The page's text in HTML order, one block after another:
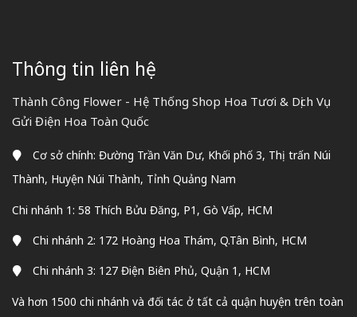
Thông tin liên hệ
Thành Công Flower - Hệ Thống Shop Hoa Tươi & Dịch Vụ
Gửi Điện Hoa Toàn Quốc
Cơ sở chính: Đường Trần Văn Dư, Khối phố 3, Thị trấn Núi
Thành, Huyện Núi Thành, Tỉnh Quảng Nam
Chi nhánh 1: 58 Thích Bửu Đăng, P1, Gò Vấp, HCM
Chi nhánh 2: 172 Hoàng Hoa Thám, Q.Tân Bình, HCM
Chi nhánh 3: 127 Điện Biên Phủ, Quận 1, HCM
Và hơn 1500 chi nhánh và đối tác ở tất cả quận huyện trên toàn